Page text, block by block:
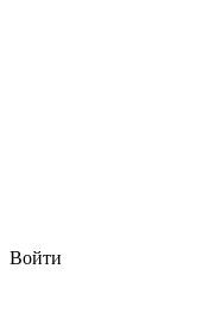
Войти